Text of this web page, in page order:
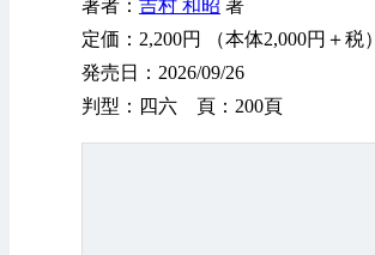
著者： 吉村 和昭 著
定価：2,200円 （本体2,000円＋税）
発売日：2026/09/26
判型：四六 頁：200頁